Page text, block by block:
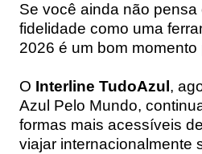
Se você ainda não pensa
fidelidade como uma
2026 é um bom momento
O Interline TudoAzul ,
Azul Pelo Mundo,
formas mais acessíveis
viajar internacionalmente